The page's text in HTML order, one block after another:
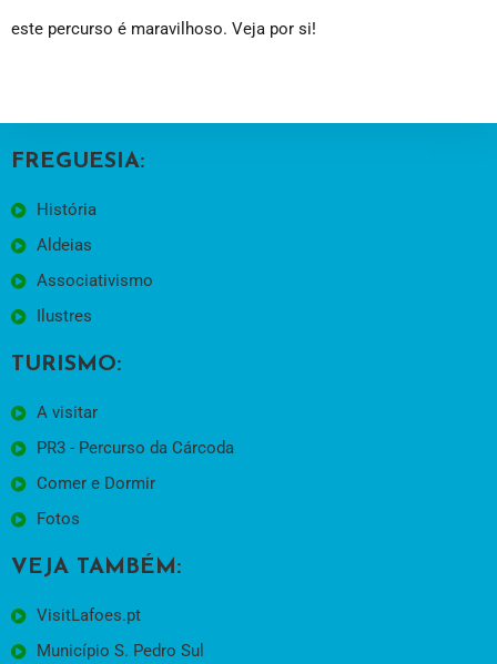
este percurso é maravilhoso. Veja por si!
FREGUESIA:
História
Aldeias
Associativismo
Ilustres
TURISMO:
A visitar
PR3 - Percurso da Cárcoda
Comer e Dormir
Fotos
VEJA TAMBÉM:
VisitLafoes.pt
Município S. Pedro Sul